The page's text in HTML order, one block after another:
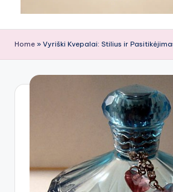
Home » Vyriški Kvepalai: Stilius ir